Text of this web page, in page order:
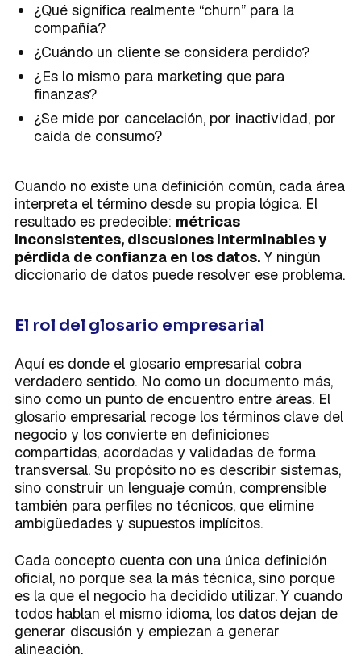
¿Qué significa realmente “churn” para la
compañía?
¿Cuándo un cliente se considera perdido?
¿Es lo mismo para marketing que para
finanzas?
¿Se mide por cancelación, por inactividad, por
caída de consumo?
Cuando no existe una definición común, cada área
interpreta el término desde su propia lógica. El
resultado es predecible: métricas
inconsistentes, discusiones interminables y
pérdida de confianza en los datos.Y ningún
diccionario de datos puede resolver ese problema.
El rol del glosario empresarial
Aquí es donde el glosario empresarial cobra
verdadero sentido. No como un documento más,
sino como un punto de encuentro entre áreas. El
glosario empresarial recoge los términos clave del
negocio y los convierte en definiciones
compartidas, acordadas y validadas de forma
transversal. Su propósito no es describir sistemas,
sino construir un lenguaje común, comprensible
también para perfiles no técnicos, que elimine
ambigüedades y supuestos implícitos.
Cada concepto cuenta con una única definición
oficial, no porque sea la más técnica, sino porque
es la que el negocio ha decidido utilizar. Y cuando
todos hablan el mismo idioma, los datos dejan de
generar discusión y empiezan a generar
alineación.